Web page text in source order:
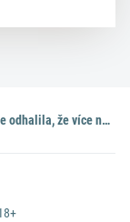
Studie odhalila, že více než polovina dětských mobilních her obsahuje prvky hazardu